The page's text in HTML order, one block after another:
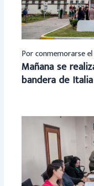
Por conmemorarse
Mañana se
bandera de